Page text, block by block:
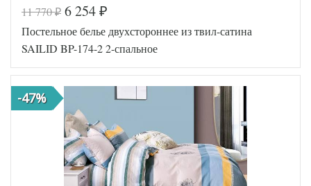
Код товара
573-194
Артикул
SLD-BP
-149-2
Ткань
Твил
Размер
пододеяльника 180х215
Размер
простыни
220х250
50х70
(2шт),
70х70
(2шт)
Производитель
Sailid
(Китай)
11 770₽ 6 254 ₽
Постельное белье двухстороннее из твил-сатина
SAILID BP-174-2 2-спальное
-47%